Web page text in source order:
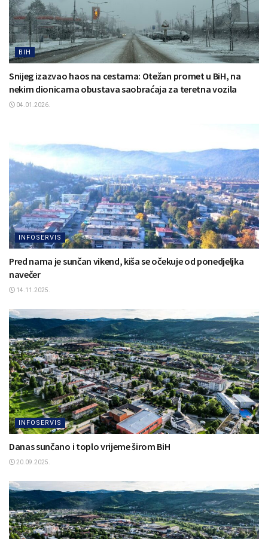
BIH
Snijeg izazvao haos na cestama: Otežan promet u BiH, na
nekim dionicama obustava saobraćaja za teretna vozila
04.01.2026.
INFOSERVIS
Pred nama je sunčan vikend, kiša se očekuje od ponedjeljka
navečer
14.11.2025.
INFOSERVIS
Danas sunčano i toplo vrijeme širom BiH
20.09.2025.